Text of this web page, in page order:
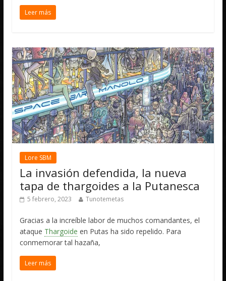
Leer más
Lore SBM
La invasión defendida, la nueva
tapa de thargoides a la Putanesca
5 febrero, 2023 Tunotemetas
Gracias a la increíble labor de muchos comandantes, el
ataque Thargoide en Putas ha sido repelido. Para
conmemorar tal hazaña,
Leer más